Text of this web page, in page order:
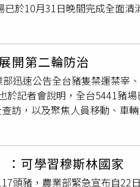
張敬昌局長轉達中央防疫指
時刻指揮監督所屬員工遵照
傳達「明日記得開車消毒」
彈劾案文表示，被彈劾人張
，事證明確，核與公務員服
提案彈劾，並移送懲戒法院
週協商滾動調整上市數量，
勵措施」，鼓勵農民透過合
確保國產豬肉價格平穩、供應
系與中下游通路推廣兩大主
圈試吃、冷鏈品牌推廣等，結
於10月31日晚間完成全面清
否完全安全。杜文珍指出，
製車輛須全面採樣，對出現疑
檢署動物防疫組副組長余俊明
執行每日訪視，一旦出現異
。針對廚餘以焚化處理可能
設備並定期監測，排放數據
，提醒各單位持續加強邊境
過早，現階段首要任務是徹
早宣布「全國無新增病例」，
移動，強調「這是最後關鍵
豬場，另1處是台中太平山區
開第二輪防治
迅速公告全台豬隻禁運禁宰
記者會說明，全台5441豬
訪，以及聚焦人員移動、車
的檢測，全數呈現非洲豬瘟
具體死亡頭數、兩位獸醫師
風險豬場生物安全查訪及
續與其進行溝通。陳駿季補
可學習穆斯林國家
頭豬，農業部緊急宣布自22